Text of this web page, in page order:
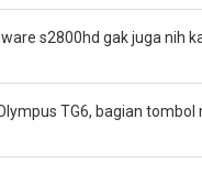
s2800hd gak juga nih
TG6, bagian tombol